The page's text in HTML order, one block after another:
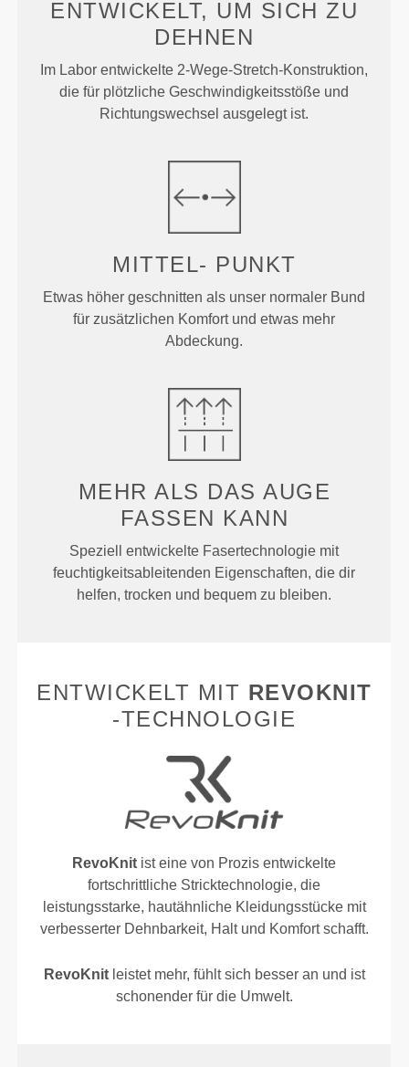
ENTWICKELT, UM SICH ZU
DEHNEN
Im Labor entwickelte 2-Wege-Stretch-Konstruktion,
die für plötzliche Geschwindigkeitsstöße und
Richtungswechsel ausgelegt ist.
MITTEL- PUNKT
Etwas höher geschnitten als unser normaler Bund
für zusätzlichen Komfort und etwas mehr
Abdeckung.
MEHR ALS DAS AUGE
FASSEN KANN
Speziell entwickelte Fasertechnologie mit
feuchtigkeitsableitenden Eigenschaften, die dir
helfen, trocken und bequem zu bleiben.
ENTWICKELT MIT REVOKNIT
-TECHNOLOGIE
RevoKnit ist eine von Prozis entwickelte
fortschrittliche Stricktechnologie, die
leistungsstarke, hautähnliche Kleidungsstücke mit
verbesserter Dehnbarkeit, Halt und Komfort schafft.
RevoKnitleistet mehr, fühlt sich besser an und ist
schonender für die Umwelt.